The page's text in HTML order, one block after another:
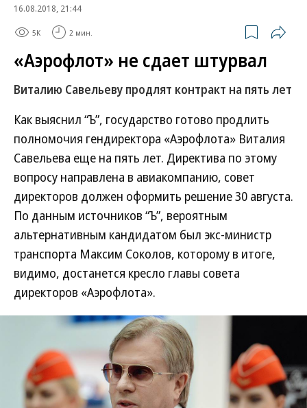
16.08.2018, 21:44
5K 2 мин.
«Аэрофлот» не сдает штурвал
Виталию Савельеву продлят контракт на пять лет
Как выяснил “Ъ”, государство готово продлить
полномочия гендиректора «Аэрофлота» Виталия
Савельева еще на пять лет. Директива по этому
вопросу направлена в авиакомпанию, совет
директоров должен оформить решение 30 августа.
По данным источников “Ъ”, вероятным
альтернативным кандидатом был экс-министр
транспорта Максим Соколов, которому в итоге,
видимо, достанется кресло главы совета
директоров «Аэрофлота».